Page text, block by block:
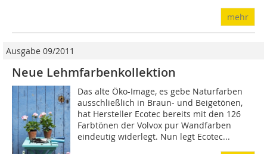
mehr
Ausgabe 09/2011
Neue Lehmfarbenkollektion
Das alte Öko-Image, es gebe Naturfarben
ausschließlich in Braun- und Beigetönen,
hat Hersteller Ecotec bereits mit den 126
Farbtönen der Volvox pur Wandfarben
eindeutig widerlegt. Nun legt Ecotec...